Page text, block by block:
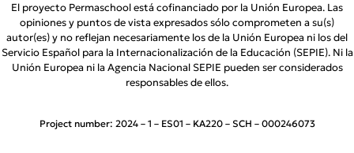
El proyecto Permaschool está cofinanciado por la Unión Europea. Las
opiniones y puntos de vista expresados sólo comprometen a su(s)
autor(es) y no reflejan necesariamente los de la Unión Europea ni los del
Servicio Español para la Internacionalización de la Educación (SEPIE). Ni la
Unión Europea ni la Agencia Nacional SEPIE pueden ser considerados
responsables de ellos.
Project number: 2024 – 1 – ES01 – KA220 – SCH – 000246073